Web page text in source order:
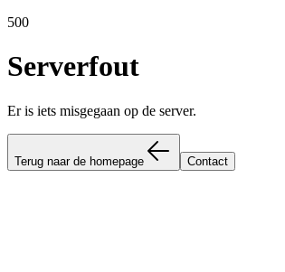
500
Serverfout
Er is iets misgegaan op de server.
Terug naar de homepage Contact